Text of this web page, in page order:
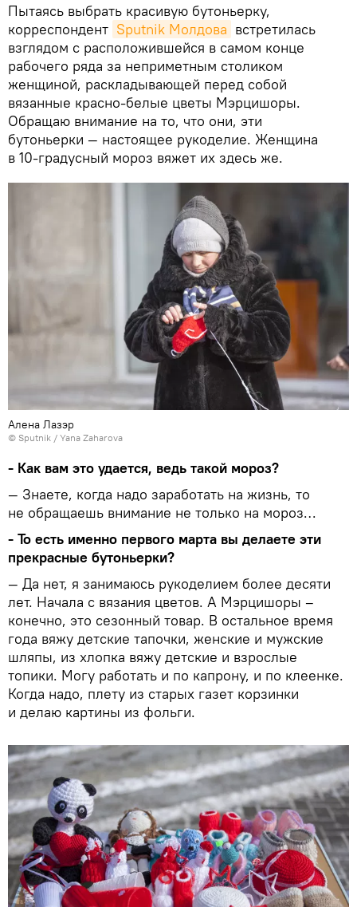
Пытаясь выбрать красивую бутоньерку,
корреспондент Sputnik Молдова встретилась
взглядом с расположившейся в самом конце
рабочего ряда за неприметным столиком
женщиной, раскладывающей перед собой
вязанные красно-белые цветы Мэрцишоры.
Обращаю внимание на то, что они, эти
бутоньерки — настоящее рукоделие. Женщина
в 10-градусный мороз вяжет их здесь же.
Алена Лазэр
© Sputnik / Yana Zaharova
- Как вам это удается, ведь такой мороз?
— Знаете, когда надо заработать на жизнь, то
не обращаешь внимание не только на мороз…
- То есть именно первого марта вы делаете эти
прекрасные бутоньерки?
— Да нет, я занимаюсь рукоделием более десяти
лет. Начала с вязания цветов. А Мэрцишоры –
конечно, это сезонный товар. В остальное время
года вяжу детские тапочки, женские и мужские
шляпы, из хлопка вяжу детские и взрослые
топики. Могу работать и по капрону, и по клеенке.
Когда надо, плету из старых газет корзинки
и делаю картины из фольги.